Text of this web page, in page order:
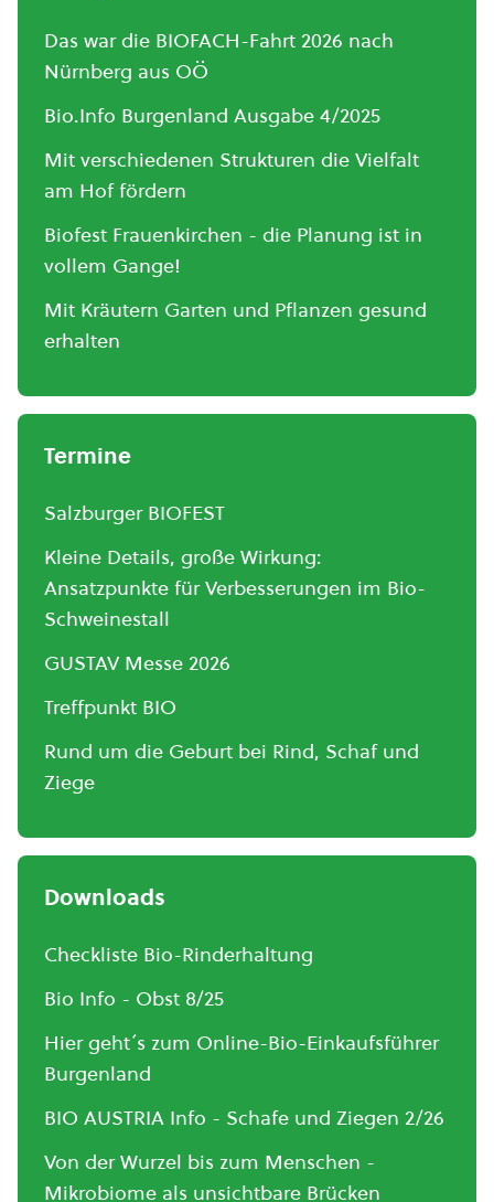
Das war die BIOFACH-Fahrt 2026 nach
Nürnberg aus OÖ
Bio.Info Burgenland Ausgabe 4/2025
Mit verschiedenen Strukturen die Vielfalt
am Hof fördern
Biofest Frauenkirchen - die Planung ist in
vollem Gange!
Mit Kräutern Garten und Pflanzen gesund
erhalten
Termine
Salzburger BIOFEST
Kleine Details, große Wirkung:
Ansatzpunkte für Verbesserungen im Bio-
Schweinestall
GUSTAV Messe 2026
Treffpunkt BIO
Rund um die Geburt bei Rind, Schaf und
Ziege
Downloads
Checkliste Bio-Rinderhaltung
Bio Info - Obst 8/25
Hier geht´s zum Online-Bio-Einkaufsführer
Burgenland
BIO AUSTRIA Info - Schafe und Ziegen 2/26
Von der Wurzel bis zum Menschen -
Mikrobiome als unsichtbare Brücken